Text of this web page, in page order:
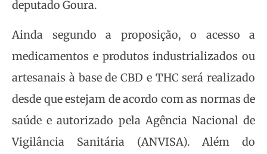
deputado Goura.
Ainda segundo a proposição, o acesso a
medicamentos e produtos industrializados ou
artesanais à base de CBD e THC será realizado
desde que estejam de acordo com as normas de
saúde e autorizado pela Agência Nacional de
Vigilância Sanitária (ANVISA). Além do